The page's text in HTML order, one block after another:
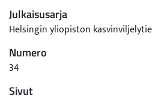
Julkaisusarja
Helsingin yliopiston
Numero
34
Sivut